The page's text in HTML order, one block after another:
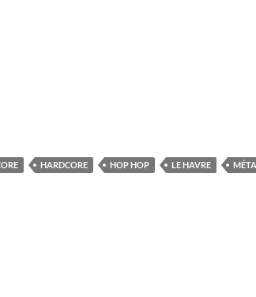
HARDCORE HOP HOP LE HAVRE